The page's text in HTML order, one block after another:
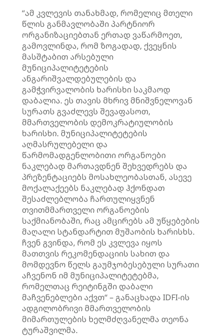
“ამ კვლევის თანახმად, რომელიც მთელი
წლის განმავლობაში პარტნიორ
ორგანიზაციებთან ერთად ვაწარმოეთ,
გამოვლინდა, რომ ზოგადად, ქვეყნის
მასშტაბით არსებული
მუნიციპალიტეტების
ანგარიშვალდებულების და
გამჭვირვალობის ხარისხი საკმაოდ
დაბალია. ეს თავის მხრივ მნიშვნელოვან
სურათს გვაძლევს შევაფასოთ,
მმართველობის დემოკრატიულობის
ხარისხი. მუნიციპალიტეტების
აღმასრულებელი და
წარმომადგენლობითი ორგანოები
ნაკლებად მართავდნენ შეხვედრებს და
პრეზენტაციებს მოსახლეობასთან, ასევე
მოქალაქეებს ნაკლებად ჰქონდათ
შესაძლებლობა ჩართულიყვნენ
თვითმმართველი ორგანოების
საქმიანობაში, რაც ამცირებს ამ უწყებების
მაღალი სტანდარტით მუშაობის ხარისხს.
ჩვენ გვინდა, რომ ეს კვლევა იყოს
მათთვის რეკომენდაციის სახით და
მომდევნო წელს გაუმჯობესებული სურათი
აჩვენონ იმ მუნიციპალიტეტებმა,
რომელთაც რეიტინგში დაბალი
მაჩვენებლები აქვთ“ – განაცხადა IDFI-ის
ადგილობრივი მმართველობის
მიმართულების ხელმძღვანელმა თეონა
ტურაშვილმა.